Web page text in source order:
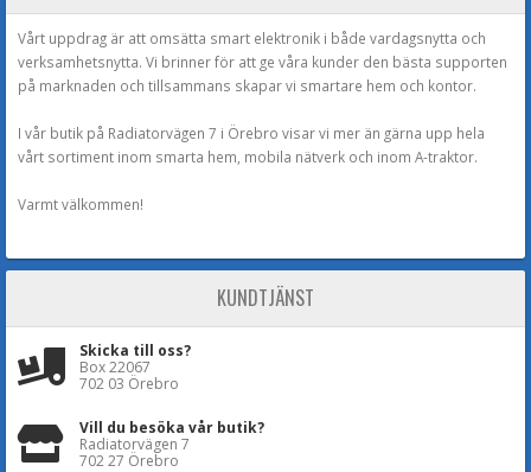
Vårt uppdrag är att omsätta smart elektronik i både vardagsnytta och
verksamhetsnytta. Vi brinner för att ge våra kunder den bästa supporten
på marknaden och tillsammans skapar vi smartare hem och kontor.
I vår butik på Radiatorvägen 7 i Örebro visar vi mer än gärna upp hela
vårt sortiment inom smarta hem, mobila nätverk och inom A-traktor.
Varmt välkommen!
KUNDTJÄNST
Skicka till oss?
Box 22067
702 03 Örebro
Vill du besöka vår butik?
Radiatorvägen 7
702 27 Örebro